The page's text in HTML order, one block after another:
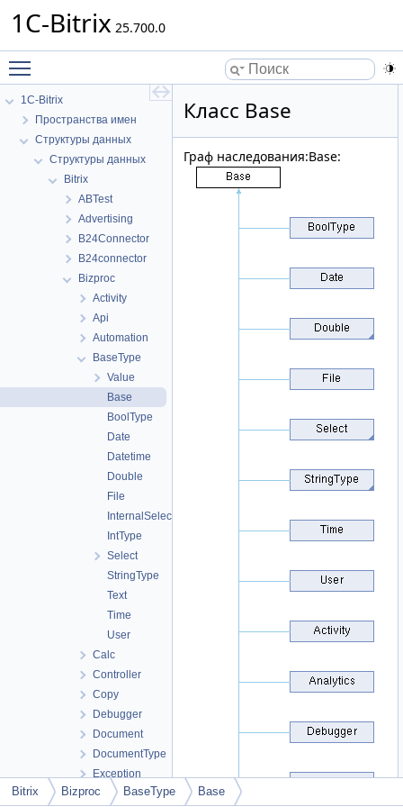
1C-Bitrix 25.700.0
1C-Bitrix
Пространства имен
Структуры данных
Структуры данных
Bitrix
ABTest
Advertising
B24Connector
B24connector
Bizproc
Activity
Api
Automation
BaseType
Value
Base
BoolType
Date
Datetime
Double
File
InternalSelect
IntType
Select
StringType
Text
Time
User
Calc
Controller
Copy
Debugger
Document
DocumentType
Exception
Fields
Класс Base
Граф наследования:Base:
Bitrix Bizproc BaseType Base